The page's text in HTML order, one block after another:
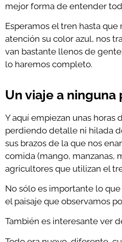
mejor forma de entender
Esperamos el tren hasta
atención su color azul, nos
van bastante llenos de
lo haremos completo.
Un viaje a ninguna
Y aquí empiezan unas horas
perdiendo detalle ni hilada
sus brazos de la que nos
comida (mango, manzanas,
agricultores que utilizan el
No sólo es importante lo
el paisaje que observamos
También es interesante ver